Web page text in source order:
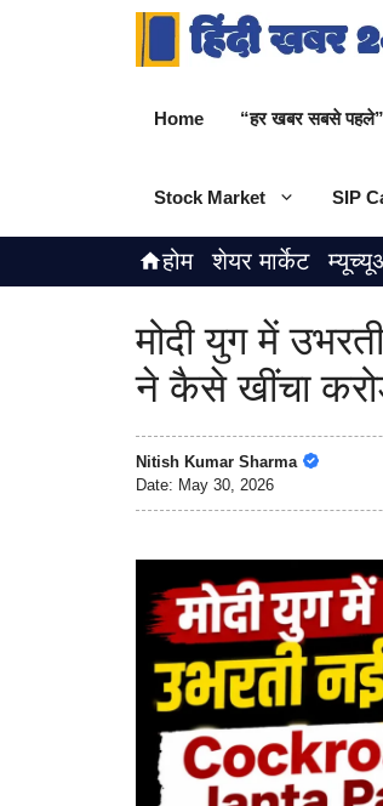
Home “हर खबर सबसे
Stock Market SIP
होम शेयर मार्केट
मोदी युग में
ने कैसे खींचा
Nitish Kumar Sharma
Date: May 30, 2026